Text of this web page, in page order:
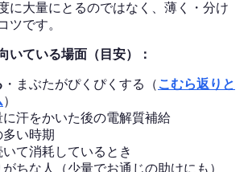
に大量にとるのではなく、薄く・分け
ツです。
いている場面（目安）：
・まぶたがぴくぴくする（ こむら返りと
）
に汗をかいた後の電解質補給
い時期
て消耗しているとき
ちな人（少量でお通じの助けにも）